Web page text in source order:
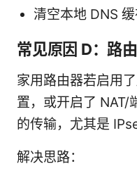
清空本地 DNS
常见原因 D：路
家用路由器若启用
置，或开启了 NAT/
的传输，尤其是
解决思路：